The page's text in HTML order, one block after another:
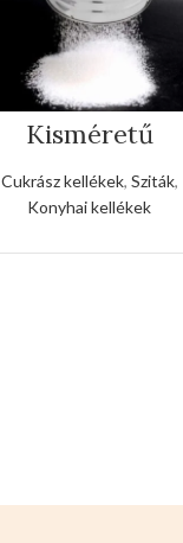
Kisméretű
rozsdamentes
liszt,porcukor
szóró
Cukrász kellékek, Sziták,
Konyhai kellékek